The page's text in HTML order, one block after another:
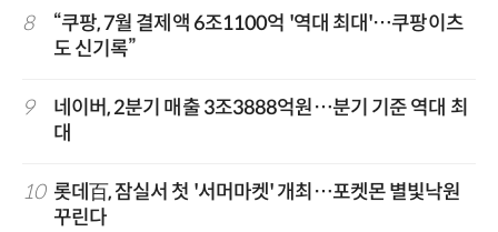
8
“쿠팡, 7월 결제액 6조1100억 '역대 최대'…쿠팡이츠
도 신기록”
9
네이버, 2분기 매출 3조3888억원…분기 기준 역대 최
대
10 롯데百, 잠실서 첫 '서머마켓' 개최…포켓몬 별빛낙원
꾸린다